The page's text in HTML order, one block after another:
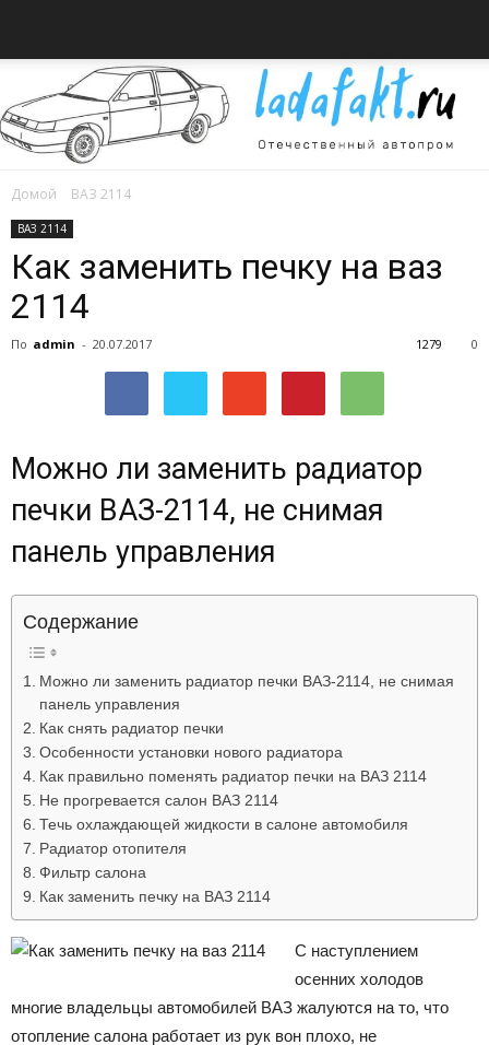
автомобилях
Лада
Домой ВАЗ 2114
ВАЗ 2114
Как заменить печку на ваз
2114
По admin - 20.07.2017 0
1279
Можно ли заменить радиатор
печки ВАЗ-2114, не снимая
панель управления
Содержание
Можно ли заменить радиатор печки ВАЗ-2114, не снимая
панель управления
Как снять радиатор печки
Особенности установки нового радиатора
Как правильно поменять радиатор печки на ВАЗ 2114
Не прогревается салон ВАЗ 2114
Течь охлаждающей жидкости в салоне автомобиля
Радиатор отопителя
Фильтр салона
Как заменить печку на ВАЗ 2114
С наступлением
осенних холодов
многие владельцы автомобилей ВАЗ жалуются на то, что
отопление салона работает из рук вон плохо, не